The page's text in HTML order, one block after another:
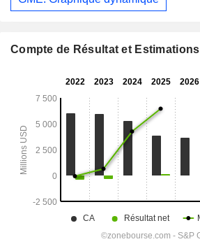
Compte de Résultat et Estimations